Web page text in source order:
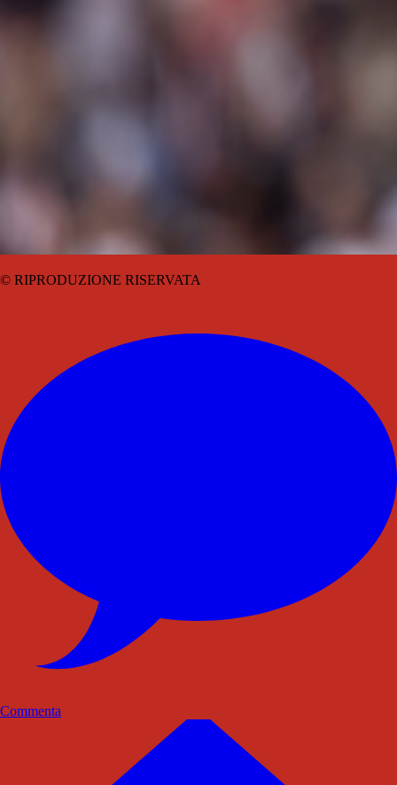
© RIPRODUZIONE RISERVATA
Commenta